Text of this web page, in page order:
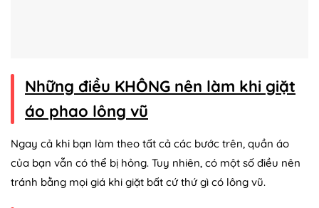
Những điều KHÔNG nên làm khi giặt
áo phao lông vũ
Ngay cả khi bạn làm theo tất cả các bước trên, quần áo
của bạn vẫn có thể bị hỏng. Tuy nhiên, có một số điều nên
tránh bằng mọi giá khi giặt bất cứ thứ gì có lông vũ.